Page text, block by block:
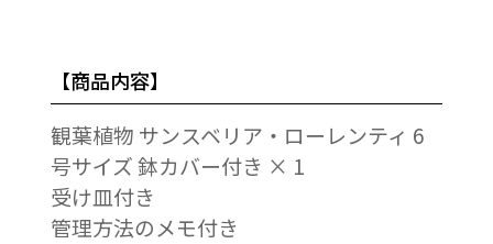
【商品内容】
観葉植物 サンスベリア・ローレンティ 6
号サイズ 鉢カバー付き × 1
受け皿付き
管理方法のメモ付き